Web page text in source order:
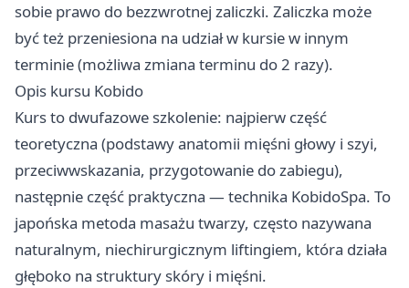
sobie prawo do bezzwrotnej zaliczki. Zaliczka może
być też przeniesiona na udział w kursie w innym
terminie (możliwa zmiana terminu do 2 razy).
Opis kursu Kobido
Kurs to dwufazowe szkolenie: najpierw część
teoretyczna (podstawy anatomii mięśni głowy i szyi,
przeciwwskazania, przygotowanie do zabiegu),
następnie część praktyczna — technika KobidoSpa. To
japońska metoda masażu twarzy, często nazywana
naturalnym, niechirurgicznym liftingiem, która działa
głęboko na struktury skóry i mięśni.